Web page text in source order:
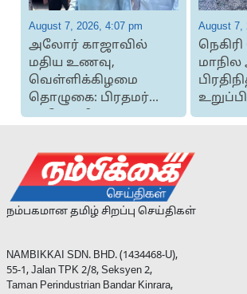
August 7, 2026, 4:07 pm
அலோர் காஜாவில்
மதிய உணவு,
வெள்ளிக்கிழமை
தொழுகை: பிரதமர்
டத்தோஶ்ரீ அன்வார்
August 7,
மாநில
...
நம்பகமான தமிழ் சிறப்பு செய்திகள்
NAMBIKKAI SDN. BHD. (1434468-U),
55-1, Jalan TPK 2/8, Seksyen 2,
Taman Perindustrian Bandar Kinrara,